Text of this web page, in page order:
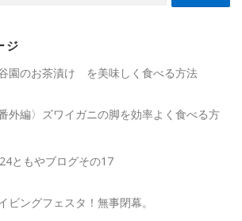
ジ
園のお茶漬け を美味しく食べる方法
番外編〉ズワイガニの脚を効率よく食べる方
ともやブログその17
ビングフェスタ！無事閉幕。